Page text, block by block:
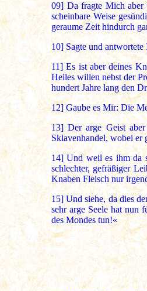
09] Da fragte Mich aber
scheinbare Weise
geraume Zeit hindurch
10] Sagte und
11] Es ist aber deines
Heiles willen nebst der
hundert Jahre lang den
12] Gaube es Mir: Die
13] Der arge Geist
Sklavenhandel, wobei er
14] Und weil es ihm da
schlechter, gefräßiger
Knaben Fleisch nur
15] Und siehe, da dies
sehr arge Seele hat nun
des Mondes tun!«